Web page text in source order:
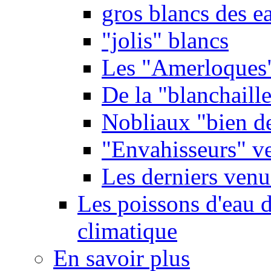
gros blancs des
"jolis" blancs
Les
De la
Nobliaux "bien
"Envahisseurs"
Les derniers
Les poissons d'eau
climatique
En savoir plus